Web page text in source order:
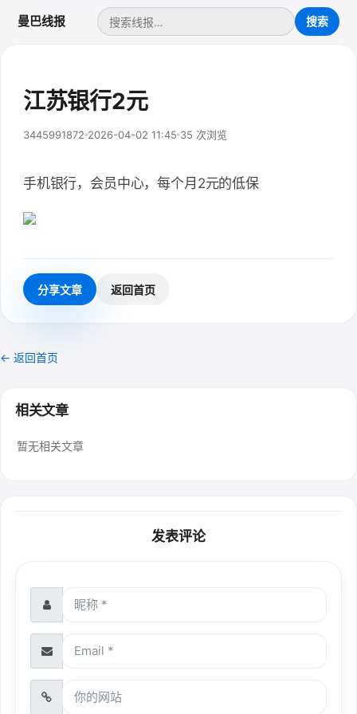
曼巴线报
江苏银行2元
3445991872 2026-04-02 11:45 35 次浏览
手机银行，会员中心，每个月2元的低保
分享文章 返回首页
← 返回首页
相关文章
暂无相关文章
发表评论